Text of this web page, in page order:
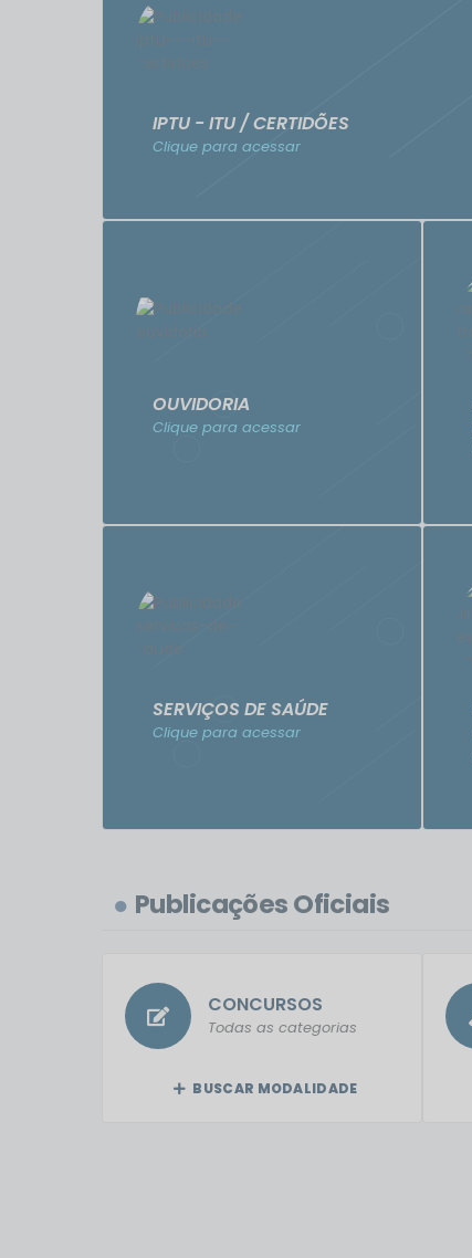
IPTU - ITU / CERTIDÕES
Clique para acessar
OUVIDORIA
Clique para acessar
SERVIÇOS DE SAÚDE
Clique para acessar
Publicações Oficiais
CONCURSOS
Todas as categorias
BUSCAR MODALIDADE